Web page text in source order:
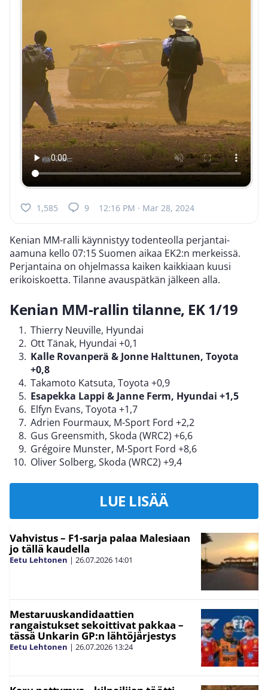
1,585 9 12:16 PM · Mar 28, 2024
Kenian MM-ralli käynnistyy todenteolla perjantai-
aamuna kello 07:15 Suomen aikaa EK2:n merkeissä.
Perjantaina on ohjelmassa kaiken kaikkiaan kuusi
erikoiskoetta. Tilanne avauspätkän jälkeen alla.
Kenian MM-rallin tilanne, EK 1/19
Thierry Neuville, Hyundai
Ott Tänak, Hyundai +0,1
Kalle Rovanperä & Jonne Halttunen, Toyota
+0,8
Takamoto Katsuta, Toyota +0,9
Esapekka Lappi & Janne Ferm, Hyundai +1,5
Elfyn Evans, Toyota +1,7
Adrien Fourmaux, M-Sport Ford +2,2
Gus Greensmith, Skoda (WRC2) +6,6
Grégoire Munster, M-Sport Ford +8,6
Oliver Solberg, Skoda (WRC2) +9,4
LUE LISÄÄ
Vahvistus – F1-sarja palaa Malesiaan
jo tällä kaudella
Eetu Lehtonen | 26.07.2026 14:01
Mestaruuskandidaattien
rangaistukset sekoittivat pakkaa –
tässä Unkarin GP:n lähtöjärjestys
Eetu Lehtonen | 26.07.2026 13:24